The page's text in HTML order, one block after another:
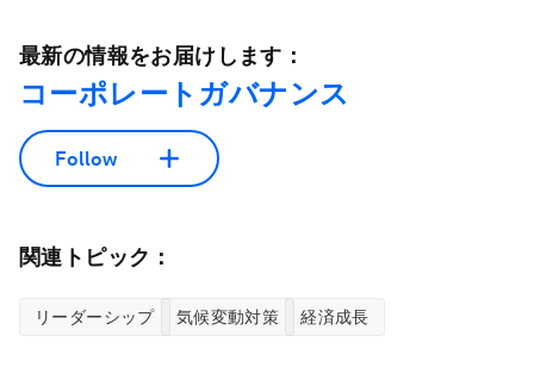
最新の情報をお届けします：
コーポレートガバナンス
Follow
関連トピック：
リーダーシップ 気候変動対策 経済成長